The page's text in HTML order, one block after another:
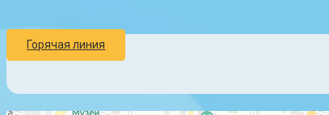
Горячая линия